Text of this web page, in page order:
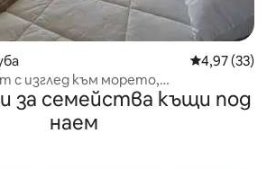
Средна
4,97 (33)
с изглед към морето,
и балкон
за семейства къщи под
наем